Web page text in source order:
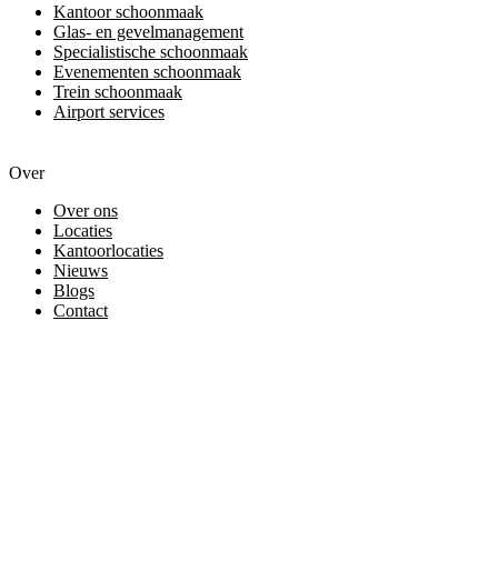
Kantoor schoonmaak
Glas- en gevelmanagement
Specialistische schoonmaak
Evenementen schoonmaak
Trein schoonmaak
Airport services
Over
Over ons
Locaties
Kantoorlocaties
Nieuws
Blogs
Contact